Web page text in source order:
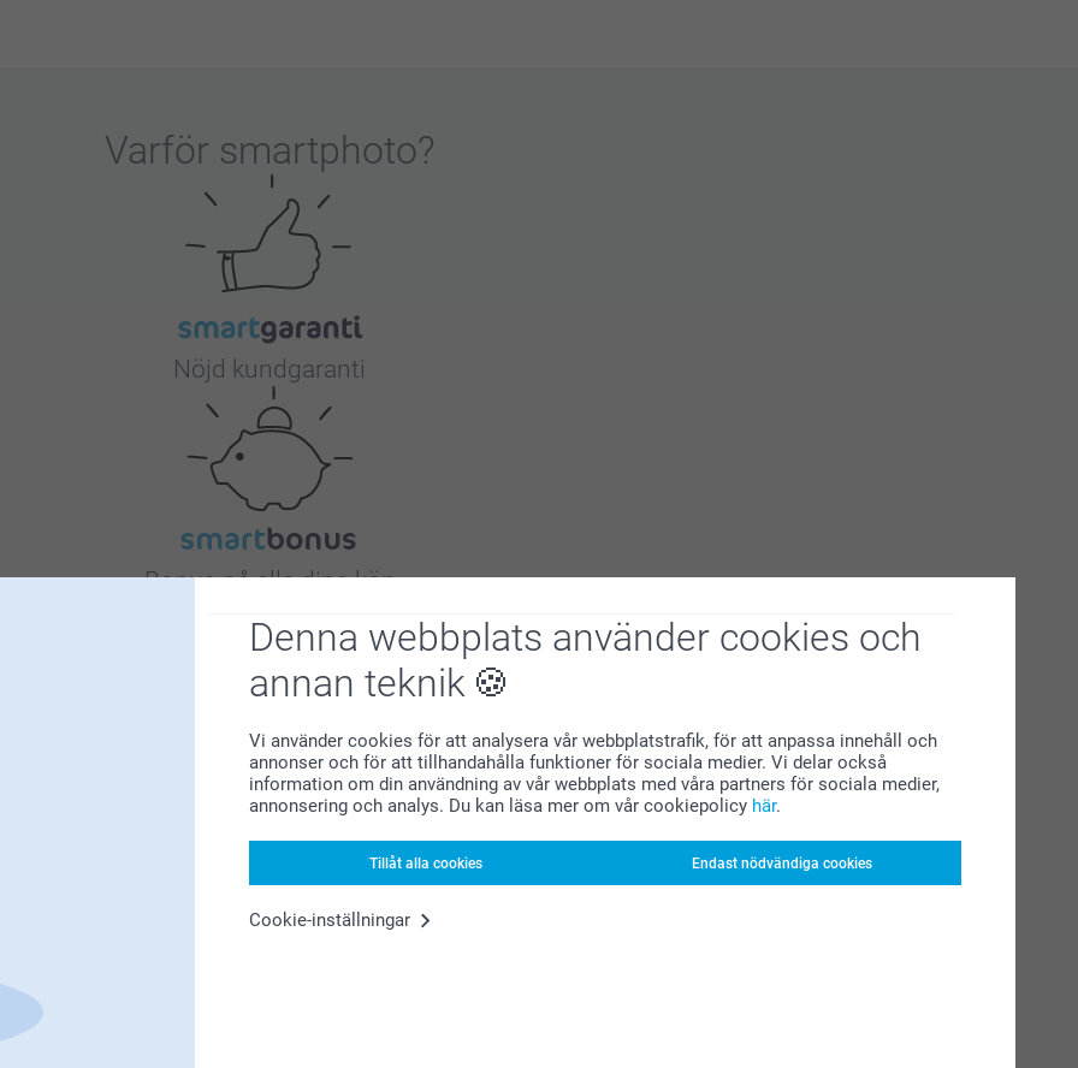
Denna webbplats använder cookies och
annan teknik
Vi använder cookies för att analysera vår webbplatstrafik, för att anpassa innehåll och
annonser och för att tillhandahålla funktioner för sociala medier. Vi delar också
information om din användning av vår webbplats med våra partners för sociala medier,
annonsering och analys. Du kan läsa mer om vår cookiepolicy här.
Tillåt alla cookies Endast nödvändiga cookies
Cookie-inställningar
Varför smartphoto?
Nöjd kundgaranti
Bonus på alla dina köp
Letar du efter inspiration?